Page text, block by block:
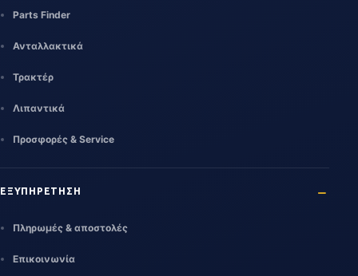
Parts Finder
Ανταλλακτικά
Τρακτέρ
Λιπαντικά
Προσφορές & Service
ΕΞΥΠΗΡΕΤΗΣΗ
Πληρωμές & αποστολές
Επικοινωνία